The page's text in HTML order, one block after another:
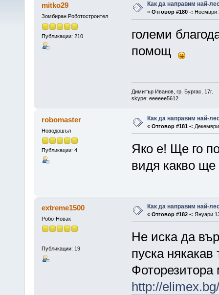
mitko29
Зомбиран Роботостроител
Публикации: 210
Как да направим най-
« Отговор #180 -: Ноември
големи
помощ
Димитър Иванов, гр. Бургас, 17г.
skype: eeeeee5612
robomaster
Новодошъл
Публикации: 4
Как да направим най-
« Отговор #181 -:
Яко е! Ще го
видя какво
extreme1500
Робо-Новак
Публикации: 19
Как да направим най-
« Отговор #182 -: Януари
Не иска да
пуска
Фоторезитора
http://